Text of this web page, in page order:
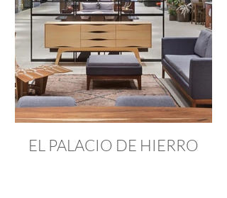
EL PALACIO DE HIERRO